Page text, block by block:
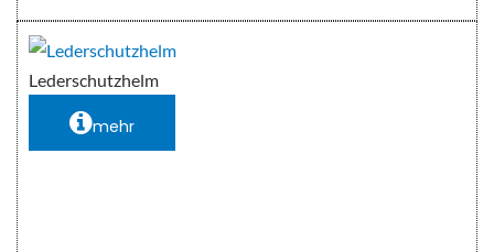
Lederschutzhelm
mehr